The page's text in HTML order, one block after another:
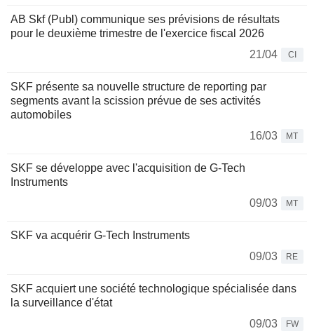
AB Skf (Publ) communique ses prévisions de résultats
pour le deuxième trimestre de l'exercice fiscal 2026
21/04
CI
SKF présente sa nouvelle structure de reporting par
segments avant la scission prévue de ses activités
automobiles
16/03
MT
SKF se développe avec l'acquisition de G-Tech
Instruments
09/03
MT
SKF va acquérir G-Tech Instruments
09/03
RE
SKF acquiert une société technologique spécialisée dans
la surveillance d'état
09/03
FW